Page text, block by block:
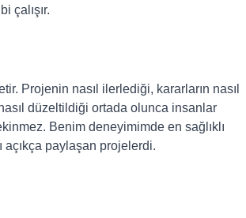
çalışır.
Projenin nasıl ilerlediği, kararların nasıl
nasıl düzeltildiği ortada olunca insanlar
Benim deneyimimde en sağlıklı
açıkça paylaşan projelerdi.